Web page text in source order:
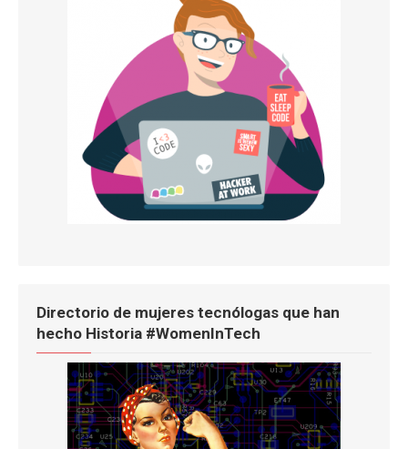
Directorio de mujeres tecnólogas que han
hecho Historia #WomenInTech